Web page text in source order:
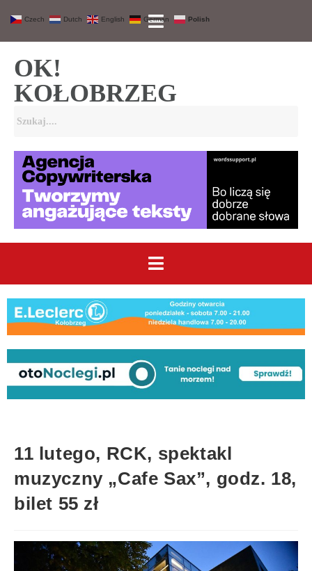
OK!
KOŁOBRZEG
11 lutego, RCK, spektakl
muzyczny „Cafe Sax”, godz. 18,
bilet 55 zł
Czech Dutch English German Polish